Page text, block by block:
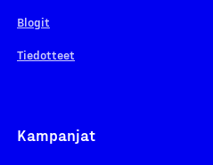
Blogit
Tiedotteet
Kampanjat